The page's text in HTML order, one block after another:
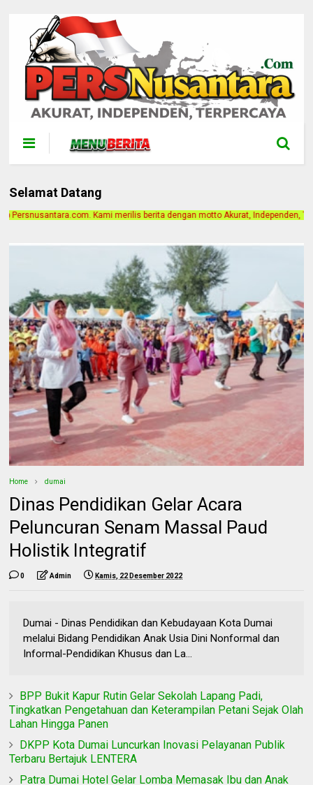
Selamat Datang
berita dengan motto Akurat, Independen, Terpercaya. Alamat Kantor
Home dumai
Dinas Pendidikan Gelar Acara
Peluncuran Senam Massal Paud
Holistik Integratif
0 Admin Kamis, 22 Desember 2022
Dumai - Dinas Pendidikan dan Kebudayaan Kota Dumai
melalui Bidang Pendidikan Anak Usia Dini Nonformal dan
Informal-Pendidikan Khusus dan La...
BPP Bukit Kapur Rutin Gelar Sekolah Lapang Padi,
Tingkatkan Pengetahuan dan Keterampilan Petani Sejak Olah
Lahan Hingga Panen
DKPP Kota Dumai Luncurkan Inovasi Pelayanan Publik
Terbaru Bertajuk LENTERA
Patra Dumai Hotel Gelar Lomba Memasak Ibu dan Anak